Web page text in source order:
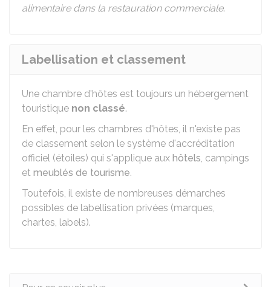
alimentaire dans la restauration commerciale.
Labellisation et classement
Une chambre d'hôtes est toujours un hébergement
touristique non classé.
En effet, pour les chambres d'hôtes, il n'existe pas
de classement selon le système d'accréditation
officiel (étoiles) qui s'applique aux hôtels, campings
et meublés de tourisme.
Toutefois, il existe de nombreuses démarches
possibles de labellisation privées (marques,
chartes, labels).